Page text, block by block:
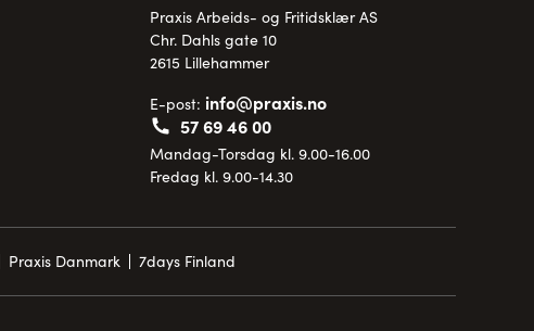
Praxis Arbeids- og Fritidsklær AS
Chr. Dahls gate 10
2615 Lillehammer
E-post: info@praxis.no
57 69 46 00
Mandag-Torsdag kl. 9.00-16.00
Fredag kl. 9.00-14.30
Praxis Danmark 7days Finland